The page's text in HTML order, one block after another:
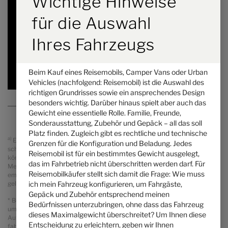
Preis aba) Schlafplätze
5,93 m
ausgewählt
a) Es handelt sich um eine unverbindliche Preisempfehlung, die auf den
schweizerischen Verkaufspreisen basiert. Preise in anderen Ländern
können aufgrund der Währungsumrechnung und der länderspezifischen
Mehrwertsteuer, Gebühren und Einfuhrzölle abweichen. Daher wird
empfohlen, einen örtlichen Händler nach den für das jeweilige Land
geltenden Preisen zu fragen, um den aktuellsten Stand zu erfahren.
* Bei der angegebenen Masse in fahrbereitem Zustand handelt es sich
um einen im Typgenehmigungsverfahren festgelegten Standardwert.
Aufgrund von Fertigungstoleranzen kann die real gewogene Masse in
fahrbereitem Zustand vom oben angegebenen Wert abweichen.
für die Auswahl
Ihres Fahrzeugs
Beim Kauf eines Reisemobils, Camper Vans oder Urban
Vehicles (nachfolgend: Reisemobil) ist die Auswahl des
richtigen Grundrisses sowie ein ansprechendes Design
besonders wichtig. Darüber hinaus spielt aber auch das
Gewicht eine essentielle Rolle. Familie, Freunde,
Sonderausstattung, Zubehör und Gepäck – all das soll
Platz finden. Zugleich gibt es rechtliche und technische
Grenzen für die Konfiguration und Beladung. Jedes
Reisemobil ist für ein bestimmtes Gewicht ausgelegt,
das im Fahrbetrieb nicht überschritten werden darf. Für
Reisemobilkäufer stellt sich damit die Frage: Wie muss
ich mein Fahrzeug konfigurieren, um Fahrgäste,
Gepäck und Zubehör entsprechend meinen
Bedürfnissen unterzubringen, ohne dass das Fahrzeug
dieses Maximalgewicht überschreitet? Um Ihnen diese
Entscheidung zu erleichtern, geben wir Ihnen